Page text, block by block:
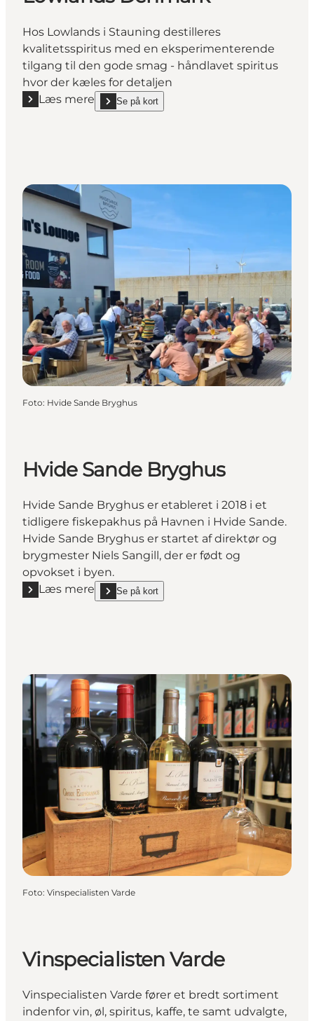
Hos Lowlands i Stauning destilleres
kvalitetsspiritus med en eksperimenterende
tilgang til den gode smag - håndlavet spiritus
hvor der kæles for detaljen
Læs mere
Læs mere "Lowlands Denmark"
Se på kort
show Lowlands Denmark on_map
Foto: Hvide Sande Bryghus
Hvide Sande Bryghus
Hvide Sande Bryghus er etableret i 2018 i et
tidligere fiskepakhus på Havnen i Hvide Sande.
Hvide Sande Bryghus er startet af direktør og
brygmester Niels Sangill, der er født og
opvokset i byen.
Læs mere
Læs mere "Hvide Sande Bryghus"
Se på kort
show Hvide Sande Bryghus on_map
Foto: Vinspecialisten Varde
Vinspecialisten Varde
Vinspecialisten Varde fører et bredt sortiment
indenfor vin, øl, spiritus, kaffe, te samt udvalgte,